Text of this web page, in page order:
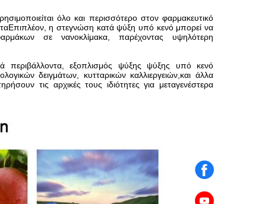
όλο και περισσότερο στον φαρμακευτικό
η στεγνώση κατά ψύξη υπό κενό μπορεί να
σε νανοκλίμακα, παρέχοντας υψηλότερη
περιβάλλοντα, εξοπλισμός ψύξης ψύξης υπό κενό
δειγμάτων, κυτταρικών καλλιεργειών,και άλλα
τις αρχικές τους ιδιότητες για μεταγενέστερα